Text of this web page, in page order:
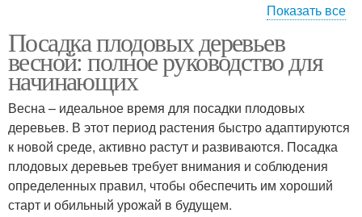
Дерева перед посадкой
грунт
Дерева к посадке Подходящие дерева
Дерева для разных
Показать все
Посадка плодовых деревьев
весной: полное руководство для
начинающих
Весна – идеальное время для посадки плодовых
деревьев. В этот период растения быстро адаптируются
к новой среде, активно растут и развиваются. Посадка
плодовых деревьев требует внимания и соблюдения
определенных правил, чтобы обеспечить им хороший
старт и обильный урожай в будущем.